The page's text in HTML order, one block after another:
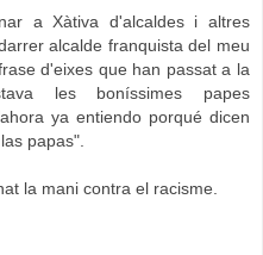
a Xàtiva d'alcaldes i altres
alcalde franquista del meu
d'eixes que han passat a la
les boníssimes papes
ya entiendo porqué dicen
papas".
la mani contra el racisme.